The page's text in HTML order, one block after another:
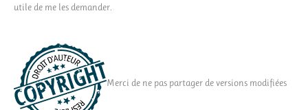
utile de me les demander.
Merci de ne pas partager de versions modifiées